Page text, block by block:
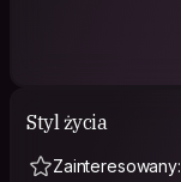
Styl życia